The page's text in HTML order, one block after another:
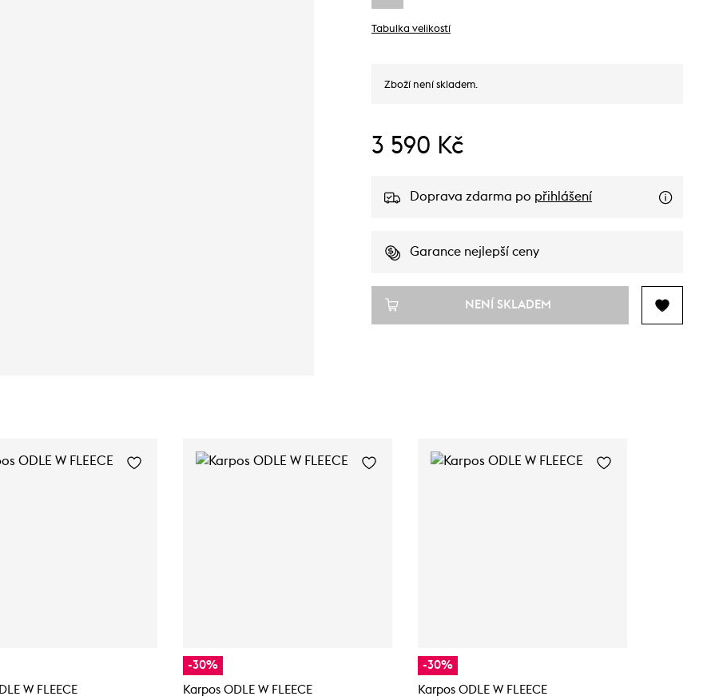
Tabulka velikostí
Zboží není skladem.
3 590 Kč
Doprava zdarma po přihlášení
Garance nejlepší ceny
NENÍ SKLADEM
W FLEECE
-30%
Karpos ODLE W FLEECE
-30%
Karpos ODLE W FLEECE